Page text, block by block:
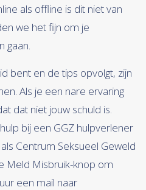
als offline is dit niet van
we het fijn om je
gaan.
bent en de tips opvolgt, zijn
Als je een nare ervaring
dat niet jouw schuld is.
bij een GGZ hulpverlener
Centrum Seksueel Geweld
Meld Misbruik-knop om
een mail naar